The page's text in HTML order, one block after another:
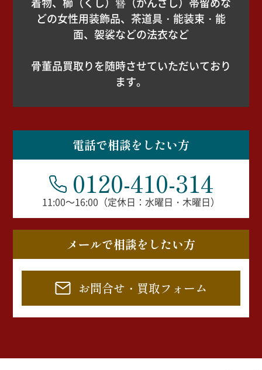
どの女性用装飾品、茶道具・能装束・能
面、袈裟などの法衣など
骨董品買取りを随時させていただいており
ます。
電話で相談をしたい方
0120-410-314
11:00～16:00（定休日：水曜日・木曜日）
メールで相談をしたい方
お問合せ・買取フォーム